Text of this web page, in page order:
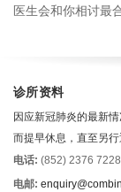
医生会和你相讨最
诊所资料
因应新冠肺炎的最新
而提早休息，直至另行
电话: (852) 2376 7228
电邮: